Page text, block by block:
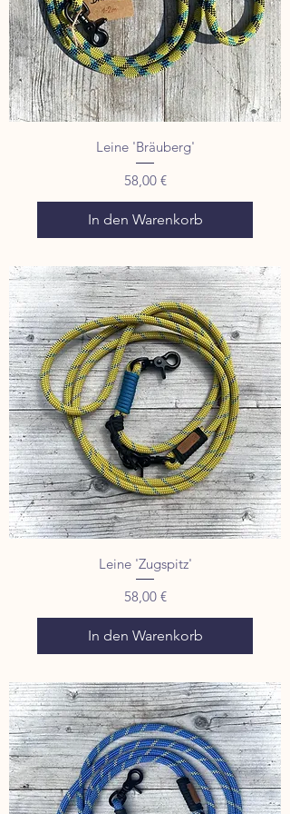
Leine 'Bräuberg'
Preis
58,00 €
In den Warenkorb
Leine 'Zugspitz'
Preis
58,00 €
In den Warenkorb